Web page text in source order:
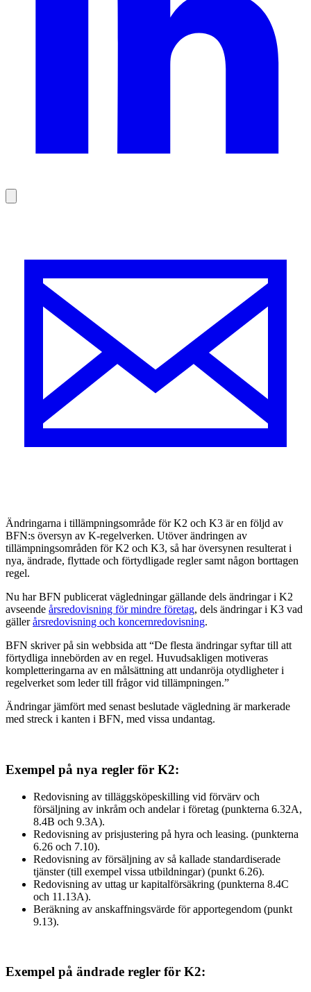
Ändringarna i tillämpningsområde för K2 och K3 är en följd av
BFN:s översyn av K-regelverken. Utöver ändringen av
tillämpningsområden för K2 och K3, så har översynen resulterat i
nya, ändrade, flyttade och förtydligade regler samt någon borttagen
regel.
Nu har BFN publicerat vägledningar gällande dels ändringar i K2
avseende årsredovisning för mindre företag, dels ändringar i K3 vad
gällerårsredovisning och koncernredovisning.
BFN skriver på sin webbsida att “De flesta ändringar syftar till att
förtydliga innebörden av en regel. Huvudsakligen motiveras
kompletteringarna av en målsättning att undanröja otydligheter i
regelverket som leder till frågor vid tillämpningen.”
Ändringar jämfört med senast beslutade vägledning är markerade
med streck i kanten i BFN, med vissa undantag.
Exempel på nya regler för K2:
Redovisning av tilläggsköpeskilling vid förvärv och
försäljning av inkråm och andelar i företag (punkterna 6.32A,
8.4B och 9.3A).
Redovisning av prisjustering på hyra och leasing. (punkterna
6.26 och 7.10).
Redovisning av försäljning av så kallade standardiserade
tjänster (till exempel vissa utbildningar) (punkt 6.26).
Redovisning av uttag ur kapitalförsäkring (punkterna 8.4C
och 11.13A).
Beräkning av anskaffningsvärde för apportegendom (punkt
9.13).
Exempel på ändrade regler för K2: